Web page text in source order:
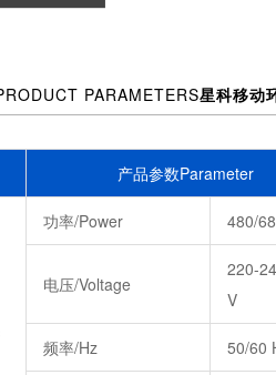
PARAMETERS星科移动
产品参数Parameter
功率/Power 480/
电压/Voltage
220-
V
频率/Hz 50/60